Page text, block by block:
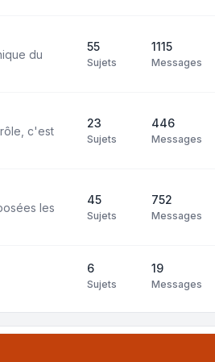
du
55
Sujets
1115
Messages
c'est
23
Sujets
446
Messages
les
45
Sujets
752
Messages
6
Sujets
19
Messages